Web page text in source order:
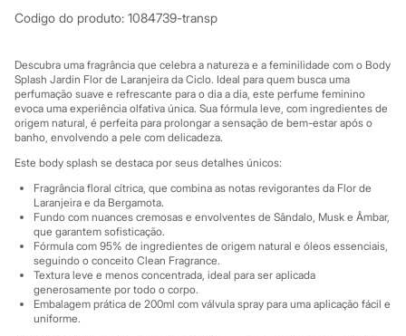
Rasteirinhas
Tênis
Marcas
City
Clock House
Mindset
Yessica
Moda esportiva
Acessórios
Blusas
Calçados
Leggings
Shorts e Bermudas
Tops
Moda íntima
Calcinhas
Codigo do produto: 1084739-transp
Descubra uma fragrância que celebra a natureza e a feminilidade com o Body
Splash Jardin Flor de Laranjeira da Ciclo. Ideal para quem busca uma
perfumação suave e refrescante para o dia a dia, este perfume feminino
evoca uma experiência olfativa única. Sua fórmula leve, com ingredientes de
origem natural, é perfeita para prolongar a sensação de bem-estar após o
banho, envolvendo a pele com delicadeza.
Este body splash se destaca por seus detalhes únicos:
Fragrância floral cítrica, que combina as notas revigorantes da Flor de
Laranjeira e da Bergamota.
Fundo com nuances cremosas e envolventes de Sândalo, Musk e Âmbar,
que garantem sofisticação.
Fórmula com 95% de ingredientes de origem natural e óleos essenciais,
seguindo o conceito Clean Fragrance.
Textura leve e menos concentrada, ideal para ser aplicada
generosamente por todo o corpo.
Embalagem prática de 200ml com válvula spray para uma aplicação fácil e
uniforme.